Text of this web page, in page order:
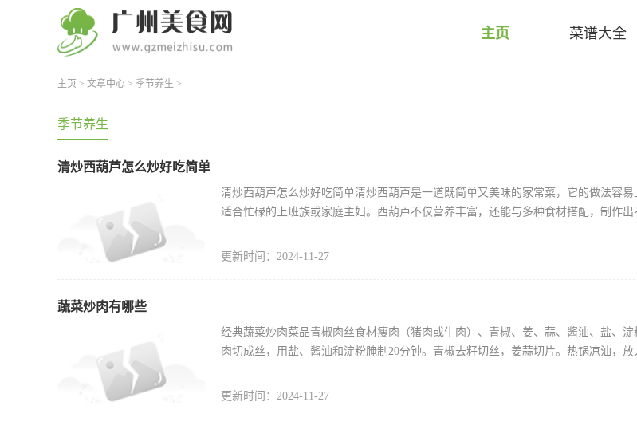
主页 菜谱大全
主页 > 文章中心 > 季节养生 >
季节养生
清炒西葫芦怎么炒好吃简单
清炒西葫芦怎么炒好吃简单清炒西葫芦是一道既简单又美味的家常菜，它的做法容易
适合忙碌的上班族或家庭主妇。西葫芦不仅营养丰富，还能与多种食材搭配，制作出
更新时间：2024-11-27
蔬菜炒肉有哪些
经典蔬菜炒肉菜品青椒肉丝食材瘦肉（猪肉或牛肉）、青椒、姜、蒜、酱油、盐、淀
肉切成丝，用盐、酱油和淀粉腌制20分钟。青椒去籽切丝，姜蒜切片。热锅凉油，放
更新时间：2024-11-27